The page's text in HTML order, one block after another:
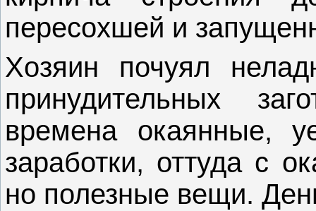
пересохшей и
Хозяин почуял
принудительных
времена окаянные,
заработки, оттуда с
но полезные вещи.